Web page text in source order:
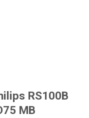
RS100B
MB